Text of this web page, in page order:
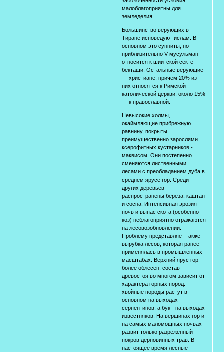
малоблагоприятны для
земледелия.
Большинство верующих в
Тиране исповедуют ислам. В
основном это сунниты, но
приблизительно V мусульман
относится к шиитской секте
бекташи. Остальные верующие
— христиане, причем 20% из
них относятся к Римской
католической церкви, около 15%
— к православной.
Невысокие холмы,
окаймляющие прибрежную
равнину, покрыты
преимущественно зарослями
ксерофитных кустарников -
маквисом. Они постепенно
сменяются лиственными
лесами с преобладанием дуба в
среднем ярусе гор. Среди
других деревьев
распространены береза, каштан
и сосна. Интенсивная эрозия
почв и выпас скота (особенно
коз) неблагоприятно отражаются
на лесовозобновлении.
Проблему представляет также
вырубка лесов, которая ранее
применялась в промышленных
масштабах. Верхний ярус гор
более облесен, состав
древостоя во многом зависит от
характера горных пород:
хвойные породы растут в
основном на выходах
серпентинов, а бук - на выходах
известняков. На вершинах гор и
на самых маломощных почвах
развит только разреженный
покров дерновинных трав. В
настоящее время лесные